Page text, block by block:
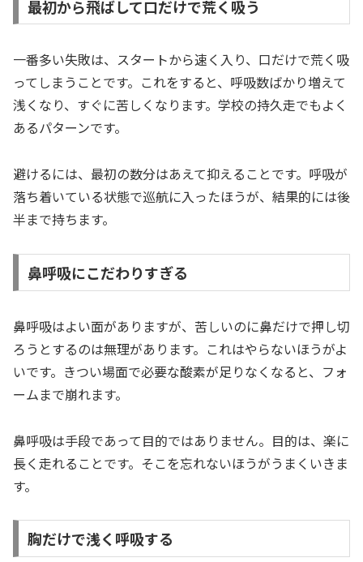
最初から飛ばして口だけで荒く吸う
一番多い失敗は、スタートから速く入り、口だけで荒く吸
ってしまうことです。これをすると、呼吸数ばかり増えて
浅くなり、すぐに苦しくなります。学校の持久走でもよく
あるパターンです。
避けるには、最初の数分はあえて抑えることです。呼吸が
落ち着いている状態で巡航に入ったほうが、結果的には後
半まで持ちます。
鼻呼吸にこだわりすぎる
鼻呼吸はよい面がありますが、苦しいのに鼻だけで押し切
ろうとするのは無理があります。これはやらないほうがよ
いです。きつい場面で必要な酸素が足りなくなると、フォ
ームまで崩れます。
鼻呼吸は手段であって目的ではありません。目的は、楽に
長く走れることです。そこを忘れないほうがうまくいきま
す。
胸だけで浅く呼吸する